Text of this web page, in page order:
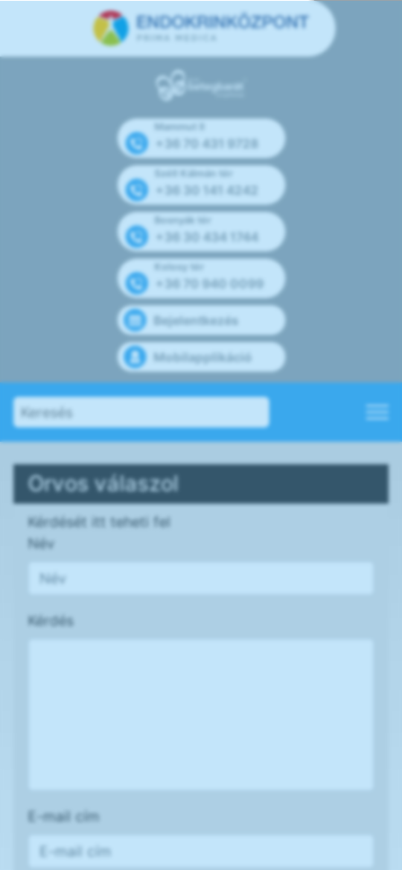
Mammut II
+36 70 431 9728
Széll Kálmán tér
+36 30 141 4242
Bosnyák tér
+36 30 434 1744
Kolosy tér
+36 70 940 0099
Bejelentkezés
Mobilapplikáció
Orvos válaszol
Kérdését itt teheti fel
Név
Kérdés
E-mail cím